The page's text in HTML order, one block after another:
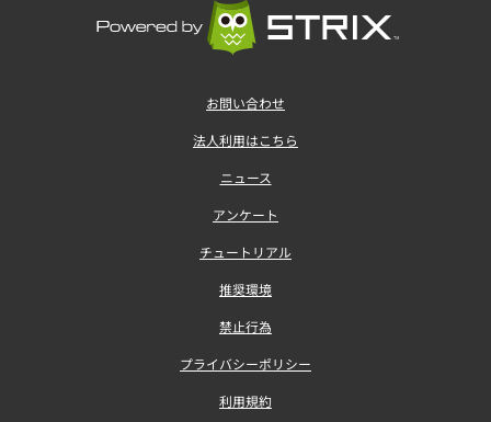
お問い合わせ
法人利用はこちら
ニュース
アンケート
チュートリアル
推奨環境
禁止行為
プライバシーポリシー
利用規約